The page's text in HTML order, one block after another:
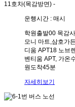
11호차(목감방면) -
운행시간 : 매시
학원출발00 목감
모니 마트,삼호가든
디움 APT18 노브
벤티움 APT, 가온
원도착45분
자세히보기